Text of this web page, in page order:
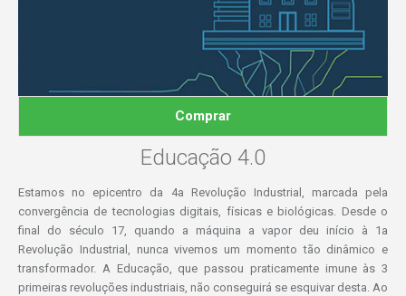
Comprar
Educação 4.0
Estamos no epicentro da 4a Revolução Industrial, marcada pela
convergência de tecnologias digitais, físicas e biológicas. Desde o
final do século 17, quando a máquina a vapor deu início à 1a
Revolução Industrial, nunca vivemos um momento tão dinâmico e
transformador. A Educação, que passou praticamente imune às 3
primeiras revoluções industriais, não conseguirá se esquivar desta. Ao